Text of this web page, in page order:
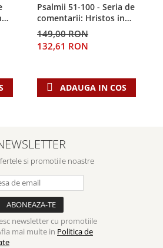
Psalmii 51-100 - Seria de
comentarii: Hristos in
centru
149,00 RON
132,61 RON
ADAUGA IN COS
si promotiile noastre
newsletter cu promotiile
mai multe in Politica de